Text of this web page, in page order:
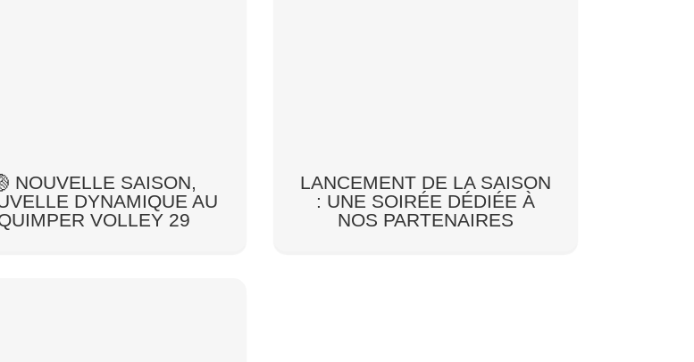
NOUVELLE SAISON,
DYNAMIQUE AU
VOLLEY 29
LANCEMENT DE LA SAISON
: UNE SOIRÉE DÉDIÉE À
NOS PARTENAIRES